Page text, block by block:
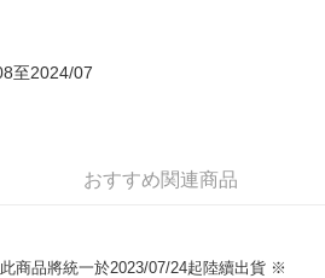
至2024/07
おすすめ関連商品
商品將統一於2023/07/24起陸續出貨 ※